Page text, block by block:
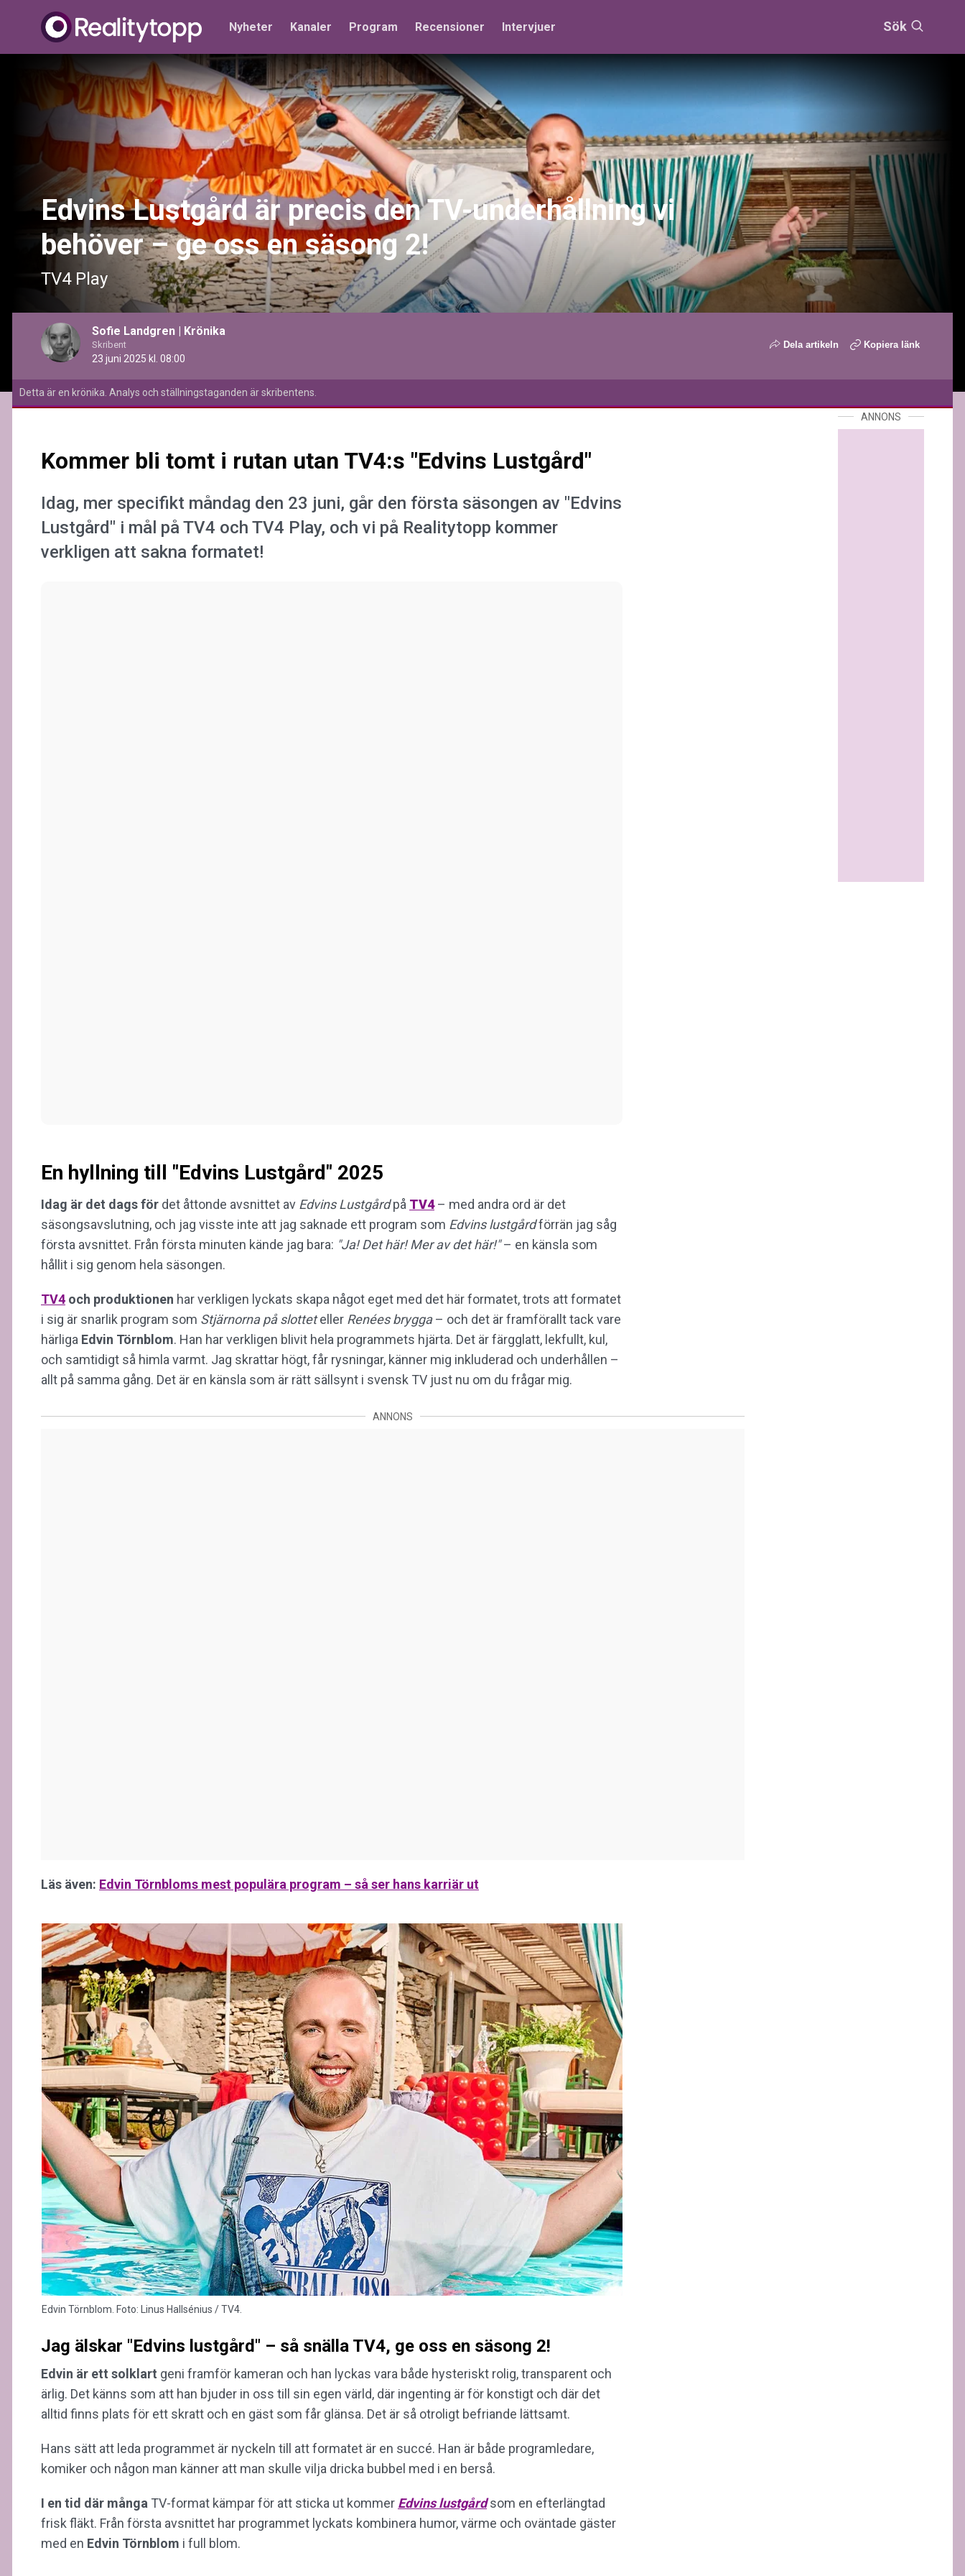
Nyheter Kanaler Program Recensioner Intervjuer Sök
Edvins Lustgård är precis den TV-underhållning vi
behöver – ge oss en säsong 2!
TV4 Play
Sofie Landgren | Krönika
Skribent
23 juni 2025 kl. 08:00
Dela artikeln Kopiera länk
Detta är en krönika. Analys och ställningstaganden är skribentens.
Kommer bli tomt i rutan utan TV4:s "Edvins Lustgård"
Idag, mer specifikt måndag den 23 juni, går den första säsongen av "Edvins
Lustgård" i mål på TV4 och TV4 Play, och vi på Realitytopp kommer
verkligen att sakna formatet!
En hyllning till "Edvins Lustgård" 2025
Idag är det dags för det åttonde avsnittet av Edvins Lustgårdpå TV4– med andra ord är det
säsongsavslutning, och jag visste inte att jag saknade ett program som Edvins lustgårdförrän jag såg
första avsnittet. Från första minuten kände jag bara: "Ja! Det här! Mer av det här!"– en känsla som
hållit i sig genom hela säsongen.
TV4 och produktionen har verkligen lyckats skapa något eget med det här formatet, trots att formatet
i sig är snarlik program som Stjärnorna på slotteteller Renées brygga– och det är framförallt tack vare
härliga Edvin Törnblom. Han har verkligen blivit hela programmets hjärta. Det är färgglatt, lekfullt, kul,
och samtidigt så himla varmt. Jag skrattar högt, får rysningar, känner mig inkluderad och underhållen –
allt på samma gång. Det är en känsla som är rätt sällsynt i svensk TV just nu om du frågar mig.
ANNONS
Läs även: Edvin Törnbloms mest populära program – så ser hans karriär ut
Edvin Törnblom. Foto: Linus Hallsénius / TV4.
Jag älskar "Edvins lustgård" – så snälla TV4, ge oss en säsong 2!
Edvin är ett solklart geni framför kameran och han lyckas vara både hysteriskt rolig, transparent och
ärlig. Det känns som att han bjuder in oss till sin egen värld, där ingenting är för konstigt och där det
alltid finns plats för ett skratt och en gäst som får glänsa. Det är så otroligt befriande lättsamt.
Hans sätt att leda programmet är nyckeln till att formatet är en succé. Han är både programledare,
komiker och någon man känner att man skulle vilja dricka bubbel med i en berså.
I en tid där många TV-format kämpar för att sticka ut kommer Edvins lustgårdsom en efterlängtad
frisk fläkt. Från första avsnittet har programmet lyckats kombinera humor, värme och oväntade gäster
med en Edvin Törnblom i full blom.
ANNONS